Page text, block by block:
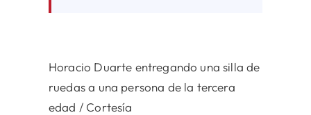
Horacio Duarte entregando una silla de
ruedas a una persona de la tercera
edad / Cortesía